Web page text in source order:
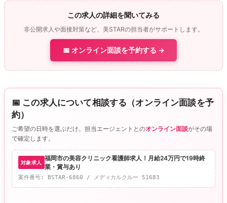
e
o
k
er
e er
e
st
e
n
a
p
y
Li
n
k
この求人の詳細を聞いてみる
非公開求人や面接対策など、美STARの担当者がサポートします。
📅 オンライン面談を予約する →
📅 この求人について相談する（オンライン面談を予
約）
ご希望の日時を選ぶだけ。担当エージェントとのオンライン面談がその場
で確定します。
対象求人
福岡市の美容クリニック看護師求人！月給24万円で19時終
業・賞与あり
案件番号: BSTAR-6860 / メディカルクルー 51683